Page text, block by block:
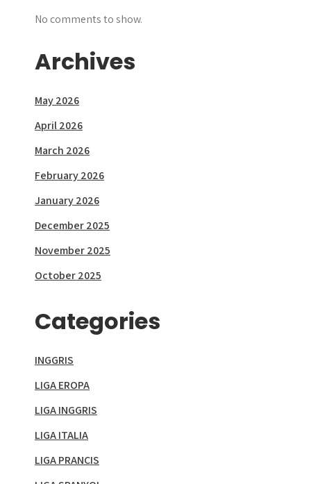
No comments to show.
Archives
May 2026
April 2026
March 2026
February 2026
January 2026
December 2025
November 2025
October 2025
Categories
INGGRIS
LIGA EROPA
LIGA INGGRIS
LIGA ITALIA
LIGA PRANCIS